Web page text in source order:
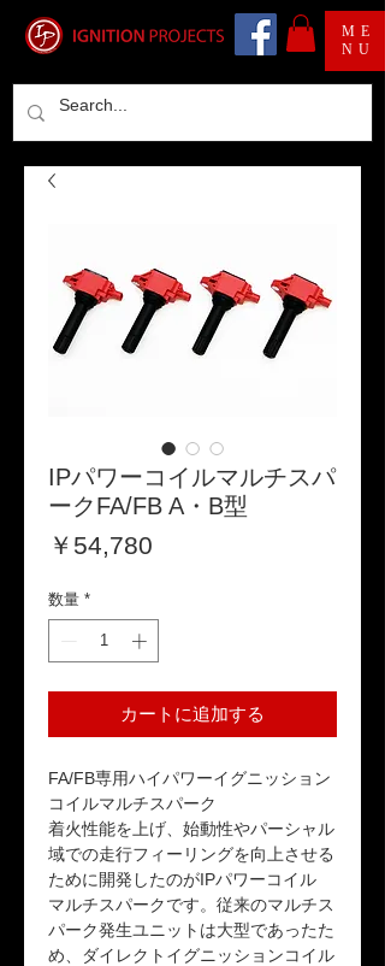
ME
NU
IPパワーコイルマルチスパ
ークFA/FB A・B型
￥54,780
数量 *
カートに追加する
FA/FB専用ハイパワーイグニッション
コイルマルチスパーク
着火性能を上げ、始動性やパーシャル
域での走行フィーリングを向上させる
ために開発したのがIPパワーコイル
マルチスパークです。従来のマルチス
パーク発生ユニットは大型であったた
め、ダイレクトイグニッションコイル